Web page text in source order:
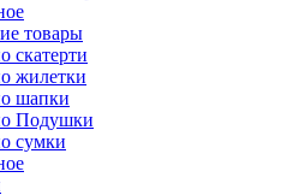
товары
скатерти
жилетки
шапки
Подушки
сумки